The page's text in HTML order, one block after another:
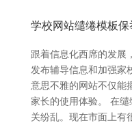
学校网站缱绻模板保
跟着信息化西席的发展
发布辅导信息和加强家
意思不雅的网站不仅能
家长的使用体验。 在
关纷乱。现在市面上有